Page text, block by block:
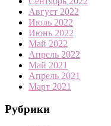
Август 2022
Июль 2022
Июнь 2022
Май 2022
Апрель 2022
Май 2021
Апрель 2021
Март 2021
Рубрики